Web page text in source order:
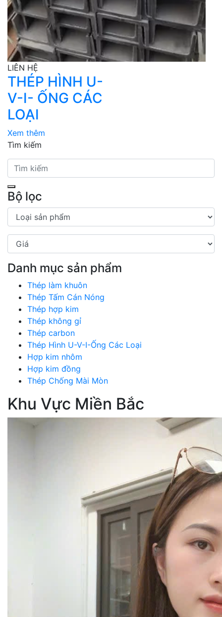
LIÊN HỆ
THÉP HÌNH U-
V-I- ỐNG CÁC
LOẠI
Xem thêm
Tìm kiếm
Bộ lọc
Danh mục sản phẩm
Thép làm khuôn
Thép Tấm Cán Nóng
Thép hợp kim
Thép không gỉ
Thép carbon
Thép Hình U-V-I-Ống Các Loại
Hợp kim nhôm
Hợp kim đồng
Thép Chống Mài Mòn
Khu Vực Miền Bắc